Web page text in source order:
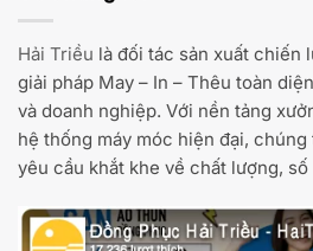
Hải Triều là đối tác sản xuất chiến
giải pháp May – In – Thêu toàn
và doanh nghiệp. Với nền tảng
hệ thống máy móc hiện đại,
yêu cầu khắt khe về chất lượng,